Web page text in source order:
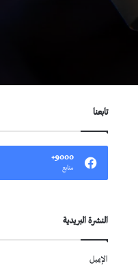
تابعنا
9000+
متابع
النشرة البريدية
الإيميل